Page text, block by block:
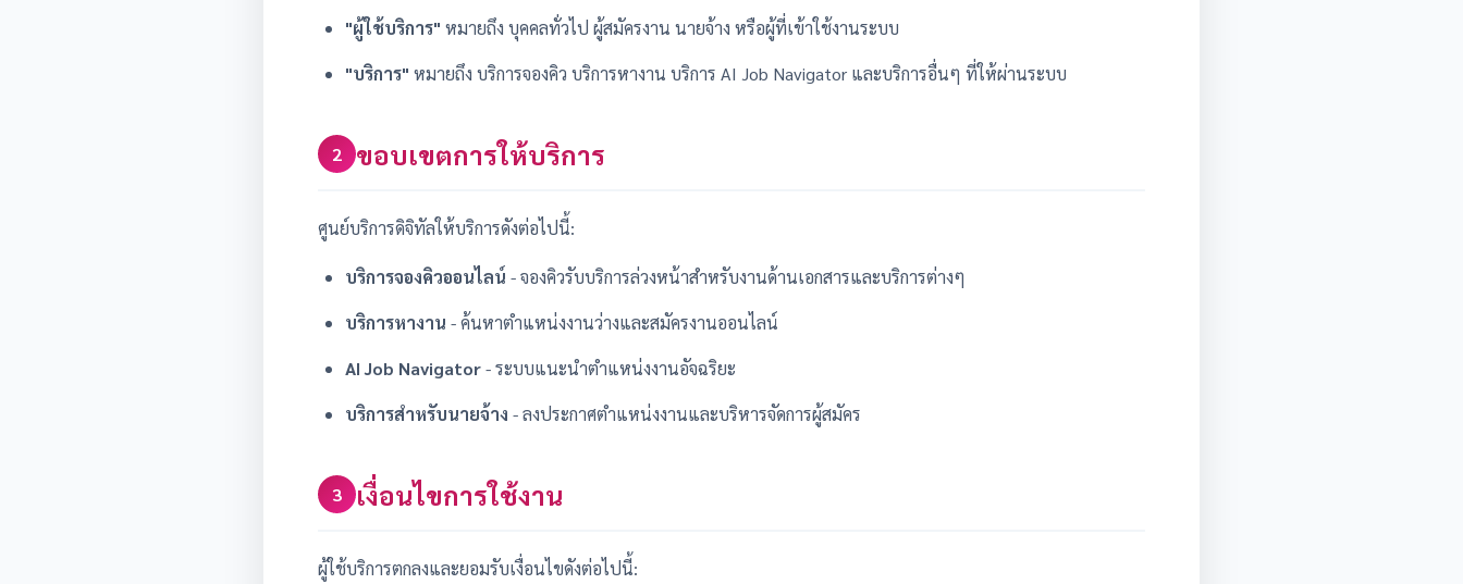
"ผู้ใช้บริการ" หมายถึง บุคคลทั่วไป ผู้สมัครงาน นายจ้าง หรือผู้ที่เข้าใช้งานระบบ
"บริการ" หมายถึง บริการจองคิว บริการหางาน บริการ AI Job Navigator และบริการอื่นๆ ที่ให้ผ่านระบบ
2 ขอบเขตการให้บริการ
ศูนย์บริการดิจิทัลให้บริการดังต่อไปนี้:
บริการจองคิวออนไลน์ - จองคิวรับบริการล่วงหน้าสำหรับงานด้านเอกสารและบริการต่างๆ
บริการหางาน - ค้นหาตำแหน่งงานว่างและสมัครงานออนไลน์
AI Job Navigator- ระบบแนะนำตำแหน่งงานอัจฉริยะ
บริการสำหรับนายจ้าง - ลงประกาศตำแหน่งงานและบริหารจัดการผู้สมัคร
3 เงื่อนไขการใช้งาน
ผู้ใช้บริการตกลงและยอมรับเงื่อนไขดังต่อไปนี้: